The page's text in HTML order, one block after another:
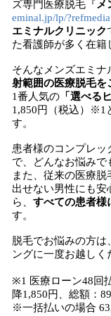
ズ専門医療脱毛『 メ
eminal.jp/lp/
エミナルクリニック
た看護師が多く在籍
そんなメンズエミナ
射範囲の医療脱毛を
1番人気の 「選べる
1,850円（税込）※1
す。
患者様のコンプレ
で、どんなお悩みで
また、従来の医療
出せない男性にも
ら、 すべての患者様
す。
脱毛でお悩みの方は
ングに一度お越しく
※1 医療ローン48回
降1,850円、総額：
※一括払いの場合